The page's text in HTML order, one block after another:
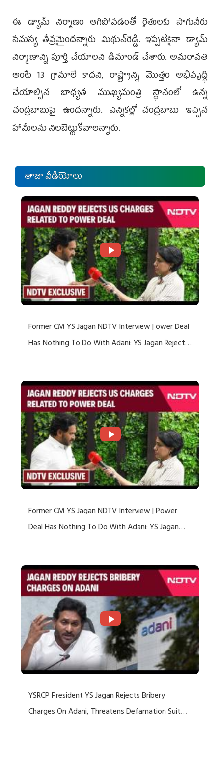
ఈ డ్యామ్ నిర్మాణం ఆగిపోవడంతో రైతులకు సాగునీరు
సమస్య తీవ్రమైందన్నారు మిథున్‌రెడ్డి. ఇప్పటికైనా డ్యామ్
నిర్మాణాన్ని పూర్తి చేయాలని డిమాండ్ చేశారు. అమరావతి
అంటే 13 గ్రామాలే కాదని, రాష్ట్రాన్ని మొత్తం అభివృద్ధి
చేయాల్సిన బాధ్యత ముఖ్యమంత్రి స్థానంలో ఉన్న
చంద్రబాబుపై ఉందన్నారు. ఎన్నికల్లో చంద్రబాబు ఇచ్చిన
హామీలను నిలబెట్టుకోవాలన్నారు.
తాజా వీడియోలు
Former CM YS Jagan NDTV Interview | ower Deal
Has Nothing To Do With Adani: YS Jagan Rejects
Former CM YS Jagan NDTV Interview | Power
Deal Has Nothing To Do With Adani: YS Jagan
YSRCP President YS Jagan Rejects Bribery
Charges On Adani, Threatens Defamation Suit